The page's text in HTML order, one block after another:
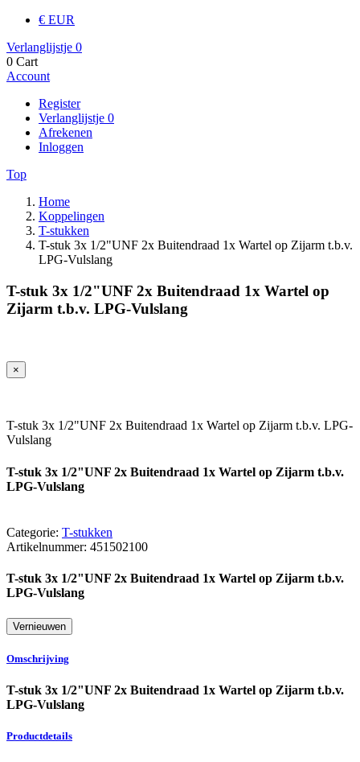
€ EUR
Verlanglijstje 0
0 Cart
Account
Register
Verlanglijstje 0
Afrekenen
Inloggen
Top
Home
Koppelingen
T-stukken
T-stuk 3x 1/2"UNF 2x Buitendraad 1x Wartel op Zijarm t.b.v.
LPG-Vulslang
T-stuk 3x 1/2"UNF 2x Buitendraad 1x Wartel op
Zijarm t.b.v. LPG-Vulslang
×
T-stuk 3x 1/2"UNF 2x Buitendraad 1x Wartel op Zijarm t.b.v. LPG-
Vulslang
T-stuk 3x 1/2"UNF 2x Buitendraad 1x Wartel op Zijarm t.b.v.
LPG-Vulslang
Categorie: T-stukken
Artikelnummer: 451502100
T-stuk 3x 1/2"UNF 2x Buitendraad 1x Wartel op Zijarm t.b.v.
LPG-Vulslang
Omschrijving
T-stuk 3x 1/2"UNF 2x Buitendraad 1x Wartel op Zijarm t.b.v.
LPG-Vulslang
Productdetails